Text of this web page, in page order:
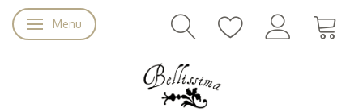
Skifte navigation
Menu